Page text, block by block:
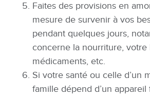
Faites des provisions en
mesure de survenir à vos
pendant quelques jours,
concerne la nourriture, votre
médicaments, etc.
Si votre santé ou celle d’un
famille dépend d’un